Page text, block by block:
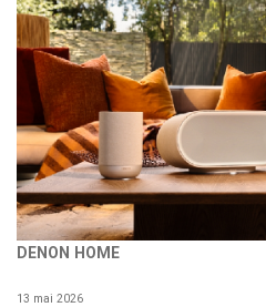
DENON HOME
13 mai 2026